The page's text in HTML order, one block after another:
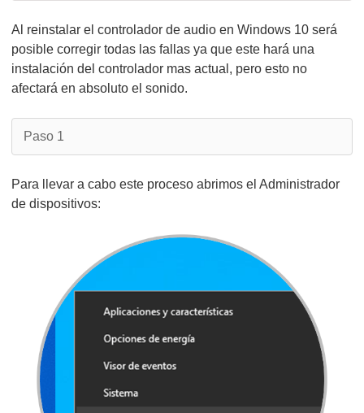
Al reinstalar el controlador de audio en Windows 10 será
posible corregir todas las fallas ya que este hará una
instalación del controlador mas actual, pero esto no
afectará en absoluto el sonido.
Paso 1
Para llevar a cabo este proceso abrimos el Administrador
de dispositivos: